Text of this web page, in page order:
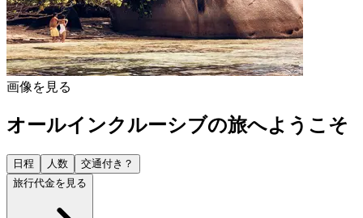
画像を見る
オールインクルーシブの旅へようこそ
日程 人数
交通付き？
旅行代金を見る